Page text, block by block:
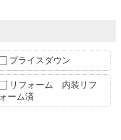
プライスダウン
リフォーム 内装リフ
ォーム済